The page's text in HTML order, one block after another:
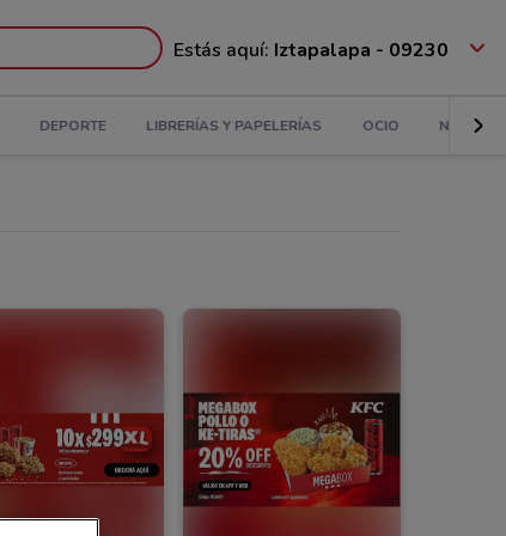
Estás aquí: Iztapalapa - 09230
DEPORTE LIBRERÍAS Y PAPELERÍAS OCIO NIÑOS